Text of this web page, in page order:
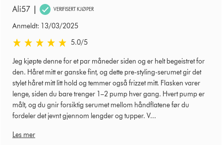
Ali57 | VERIFISERT KJØPER
Anmeldt: 13/03/2025
5.0 stjerner av 5 fra Anmeldt: 13/03/2025 Ratings
5.0/5
Jeg kjøpte denne for et par måneder siden og er helt begeistret for
den. Håret mitt er ganske fint, og dette pre-styling-serumet gir det
stylet håret mitt litt hold og temmer også frizzet mitt. Flasken varer
lenge, siden du bare trenger 1–2 pump hver gang. Hvert pump er
målt, og du gnir forsiktig serumet mellom håndflatene før du
fordeler det jevnt gjennom lengder og tupper. V...
Les mer